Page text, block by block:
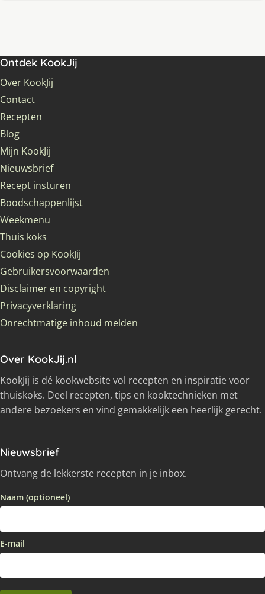
Ontdek KookJij
Over KookJij
Contact
Recepten
Blog
Mijn KookJij
Nieuwsbrief
Recept insturen
Boodschappenlijst
Weekmenu
Thuis koks
Cookies op KookJij
Gebruikersvoorwaarden
Disclaimer en copyright
Privacyverklaring
Onrechtmatige inhoud melden
Over KookJij.nl
KookJij is dé kookwebsite vol recepten en inspiratie voor
thuiskoks. Deel recepten, tips en kooktechnieken met
andere bezoekers en vind gemakkelijk een heerlijk gerecht.
Nieuwsbrief
Ontvang de lekkerste recepten in je inbox.
Naam (optioneel)
E-mail